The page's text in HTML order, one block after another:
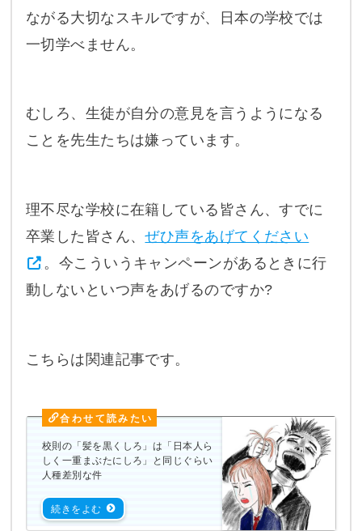
ながる大切なスキルですが、日本の学校では
一切学べません。
むしろ、生徒が自分の意見を言うようになる
ことを先生たちは嫌っています。
理不尽な学校に在籍している皆さん、すでに
卒業した皆さん、ぜひ声をあげてください
。今こういうキャンペーンがあるときに行
動しないといつ声をあげるのですか?
こちらは関連記事です。
校則の「髪を黒くしろ」は「日本人ら
しく一重まぶたにしろ」と同じぐらい
人種差別な件